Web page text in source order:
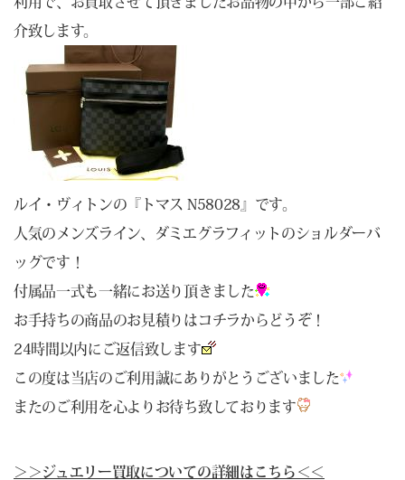
介致します。
ルイ・ヴィトンの『トマス N58028』です。
人気のメンズライン、ダミエグラフィットのショルダーバ
ッグです！
付属品一式も一緒にお送り頂きました
お手持ちの商品のお見積りはコチラからどうぞ！
24時間以内にご返信致します
この度は当店のご利用誠にありがとうございました
またのご利用を心よりお待ち致しております
＞＞ジュエリー買取についての詳細はこちら＜＜